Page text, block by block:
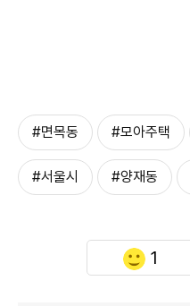
#면목동 #모아주택
#서울시 #양재동
1